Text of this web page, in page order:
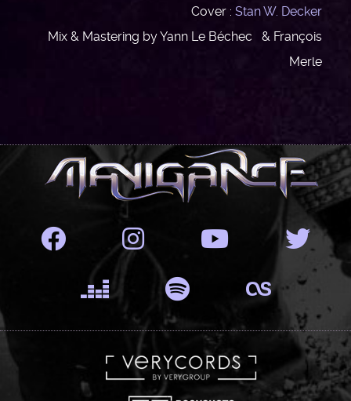
Cover : Stan W. Decker
Mix & Mastering by Yann Le Béchec & François
Merle